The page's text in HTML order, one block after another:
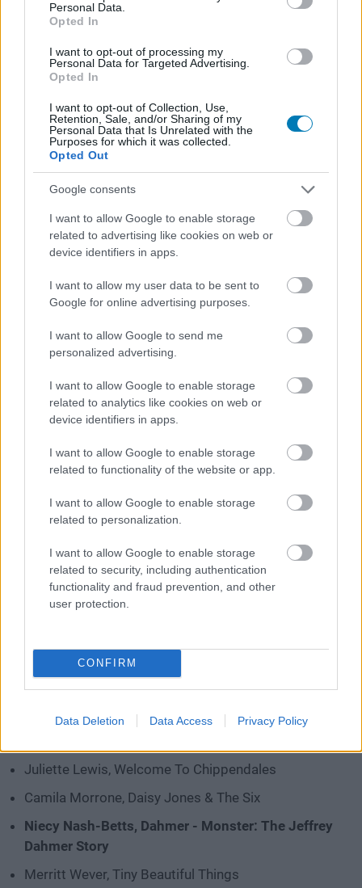
Personal Data.
Opted In
I want to opt-out of processing my
Personal Data for Targeted Advertising.
Opted In
I want to opt-out of Collection, Use,
Retention, Sale, and/or Sharing of my
Personal Data that Is Unrelated with the
Purposes for which it was collected.
Opted Out
Google consents
I want to allow Google to enable storage
related to advertising like cookies on web or
device identifiers in apps.
I want to allow my user data to be sent to
Google for online advertising purposes.
I want to allow Google to send me
personalized advertising.
I want to allow Google to enable storage
related to analytics like cookies on web or
device identifiers in apps.
I want to allow Google to enable storage
related to functionality of the website or app.
I want to allow Google to enable storage
related to personalization.
I want to allow Google to enable storage
related to security, including authentication
functionality and fraud prevention, and other
user protection.
CONFIRM
Data Deletion Data Access Privacy Policy
Evan Peters, Dahmer - Monster: The Jeffrey Dahmer
Story
Daniel Radcliffe, Weird: The Al Yankovic Story
Michael Shannon, George & Tammy
Steven Yeun, Balhé (Beef)
Legjobb női színész - limitált sorozat
vagy tévéfilm
Lizzy Caplan, Fleishman Is in Trouble
Jessica Chastain, George & Tammy
Dominique Fishback, Swarm
Riley Keough, Daisy Jones and the Six
Ali Wong, Balhé (Beef)
Legjobb férfi mellékszereplő - limitált
sorozat vagy tévéfilm
Murray Bartlett, Isten hozott a Chippendalesben
(Welcome to Chippendales)
Paul Walter Hauser, Fekete madár (Black Bird)
Richard Jenkins, Dahmer-Monster: The Jeffrey
Dahmer Story
Joseph Lee, Balhé (Beef)
Ray Liotta, Fekete madár (Black Bird)
Young Mazino, Balhé (Beef)
Jesse Plemons, Love & Death
sorozat vagy tévéfilm
Maria Bello, Balhé (Beef)
Juliette Lewis, Welcome To Chippendales
Camila Morrone, Daisy Jones & The Six
Niecy Nash-Betts, Dahmer - Monster: The Jeffrey
Dahmer Story
Merritt Wever, Tiny Beautiful Things